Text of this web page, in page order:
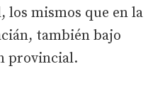
los mismos que en la
también bajo
provincial.